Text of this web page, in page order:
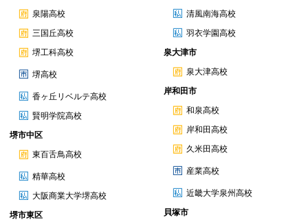
泉陽高校
三国丘高校
堺工科高校
堺高校
香ヶ丘リベルテ高校
賢明学院高校
堺市中区
東百舌鳥高校
精華高校
大阪商業大学堺高校
堺市東区
清風南海高校
羽衣学園高校
泉大津市
泉大津高校
岸和田市
和泉高校
岸和田高校
久米田高校
産業高校
近畿大学泉州高校
貝塚市